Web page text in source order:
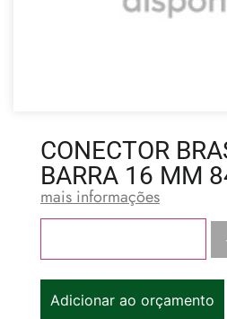
CONECTOR
BARRA 16 MM
mais informações
Adicionar ao orçamento